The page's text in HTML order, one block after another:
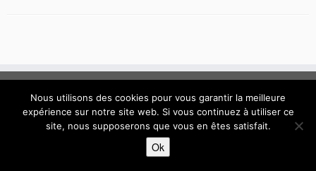
© 2015 - 2026 / Conseil Syndical de la copropriété "Connexion"
Résidence "Connexion" à Boissy-Saint-Léger - Val de Marne
Nous utilisons des cookies pour vous garantir la meilleure
expérience sur notre site web. Si vous continuez à utiliser ce
site, nous supposerons que vous en êtes satisfait.
Ok